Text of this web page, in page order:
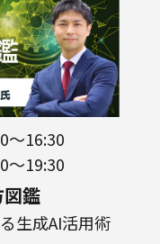
～16:30
～19:30
鑑
生成AI活用術